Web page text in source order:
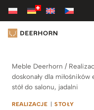
Przejdź
treści
Meble Deerhorn /
doskonały dla
stół do salonu, jadalni
REALIZACJE | STOŁY